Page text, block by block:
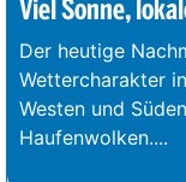
Viel Sonne,
Der heutige
Wettercharakter
Westen und
Haufenwolken....